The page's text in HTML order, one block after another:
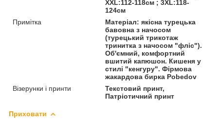
XXL:112-118см ; 3XL:118-
124см
Примітка
Матеріал: якісна турецька
бавовна з начосом
(турецький трикотаж
тринитка з начосом "фліс").
Об'ємний, комфортний
вшитий капюшон. Кишеня у
стилі "кенгуру". Фірмова
жакардова бирка Pobedov
Візерунки і принти
Текстовий принт,
Патріотичний принт
Приховати